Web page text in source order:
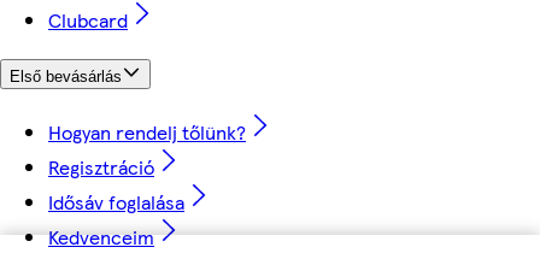
Clubcard
Első bevásárlás
Hogyan rendelj tőlünk?
Regisztráció
Idősáv foglalása
Kedvenceim